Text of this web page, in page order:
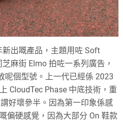
新出嘅產品，主題用咗 Soft
麻街 Elmo 拍咗一系列廣告，
呢個型號。上一代已經係 2023
CloudTec Phase 中底技術，重
好壞參半。因為第一印象係感
偏硬感覺，因為大部分 On 鞋款